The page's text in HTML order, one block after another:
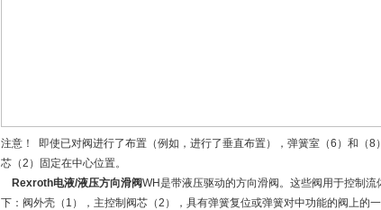
注意！ 即使已对阀进行了布置（例如，进行了垂直布置），弹簧室（6）和（
芯（2）固定在中心位置。
Rexroth电液/液压方向滑阀WH是带液压驱动的方向滑阀。这些阀用于控制
下：阀外壳（1），主控制阀芯（2），具有弹簧复位或弹簧对中功能的阀上的